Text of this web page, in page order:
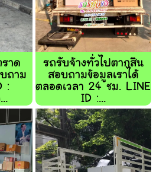
าด
ถาม
:
รถรับจ้างทั่วไปตากสิน
สอบถามข้อมูลเราได้
ตลอดเวลา 24 ชม. LINE
ID :...